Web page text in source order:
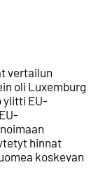
vertailun
oli Luxemburg
ylitti EU-
hinnat
koskevan